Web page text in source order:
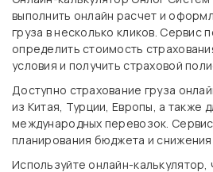
выполнить онлайн расчет и
груза в несколько кликов. Сервис
определить стоимость
условия и получить страховой
Доступно страхование груза
из Китая, Турции, Европы, а также
международных перевозок.
планирования бюджета и снижения
Используйте онлайн-калькулятор,